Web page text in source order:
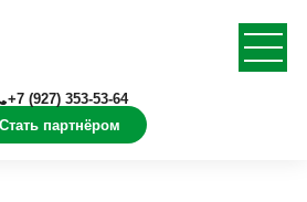
Стать партнёром
+7 (927) 353-53-64